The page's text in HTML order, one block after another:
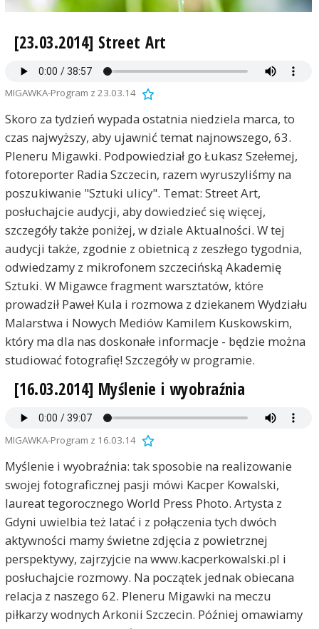
[23.03.2014] Street Art
MIGAWKA-Program z 23.03.14
Skoro za tydzień wypada ostatnia niedziela marca, to
czas najwyższy, aby ujawnić temat najnowszego, 63.
Pleneru Migawki. Podpowiedział go Łukasz Szełemej,
fotoreporter Radia Szczecin, razem wyruszyliśmy na
poszukiwanie "Sztuki ulicy". Temat: Street Art,
posłuchajcie audycji, aby dowiedzieć się więcej,
szczegóły także poniżej, w dziale Aktualności. W tej
audycji także, zgodnie z obietnicą z zeszłego tygodnia,
odwiedzamy z mikrofonem szczecińską Akademię
Sztuki. W Migawce fragment warsztatów, które
prowadził Paweł Kula i rozmowa z dziekanem Wydziału
Malarstwa i Nowych Mediów Kamilem Kuskowskim,
który ma dla nas doskonałe informacje - będzie można
studiować fotografię! Szczegóły w programie.
[16.03.2014] Myślenie i wyobraźnia
MIGAWKA-Program z 16.03.14
Myślenie i wyobraźnia: tak sposobie na realizowanie
swojej fotograficznej pasji mówi Kacper Kowalski,
laureat tegorocznego World Press Photo. Artysta z
Gdyni uwielbia też latać i z połączenia tych dwóch
aktywności mamy świetne zdjęcia z powietrznej
perspektywy, zajrzyjcie na www.kacperkowalski.pl i
posłuchajcie rozmowy. Na początek jednak obiecana
relacja z naszego 62. Pleneru Migawki na meczu
piłkarzy wodnych Arkonii Szczecin. Później omawiamy